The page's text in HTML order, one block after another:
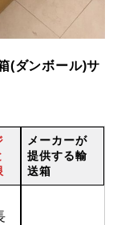
(ダンボール)サ
メーカーが
提供する輸
送箱